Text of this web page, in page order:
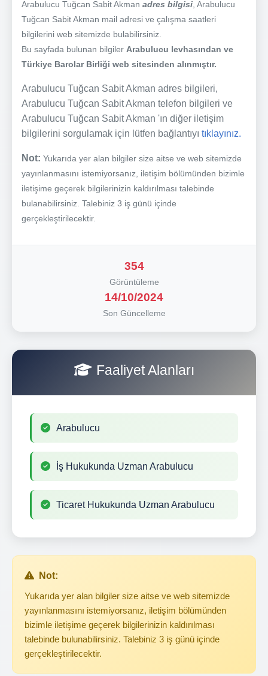
Arabulucu Tuğcan Sabit Akman adres bilgisi , Arabulucu
Tuğcan Sabit Akman mail adresi ve çalışma saatleri
bilgilerini web sitemizde bulabilirsiniz.
Bu sayfada bulunan bilgiler Arabulucu levhasından ve
Türkiye Barolar Birliği web sitesinden alınmıştır.
Arabulucu Tuğcan Sabit Akman adres bilgileri,
Arabulucu Tuğcan Sabit Akman telefon bilgileri ve
Arabulucu Tuğcan Sabit Akman 'ın diğer iletişim
bilgilerini sorgulamak için lütfen bağlantıyı tıklayınız.
Not: Yukarıda yer alan bilgiler size aitse ve web sitemizde
yayınlanmasını istemiyorsanız, iletişim bölümünden bizimle
iletişime geçerek bilgilerinizin kaldırılması talebinde
bulanabilirsiniz. Talebiniz 3 iş günü içinde
gerçekleştirilecektir.
354
Görüntüleme
14/10/2024
Son Güncelleme
Faaliyet Alanları
Arabulucu
İş Hukukunda Uzman Arabulucu
Ticaret Hukukunda Uzman Arabulucu
Not:
Yukarıda yer alan bilgiler size aitse ve web sitemizde
yayınlanmasını istemiyorsanız, iletişim bölümünden
bizimle iletişime geçerek bilgilerinizin kaldırılması
talebinde bulunabilirsiniz. Talebiniz 3 iş günü içinde
gerçekleştirilecektir.